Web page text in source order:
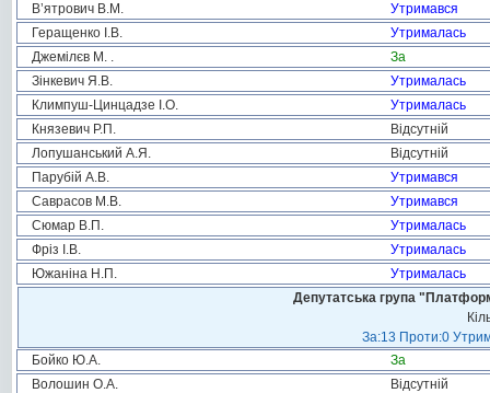
В’ятрович В.М.
Утримався
Геращенко І.В.
Утрималась
Джемілєв М. .
За
Зінкевич Я.В.
Утрималась
Климпуш-Цинцадзе І.О.
Утрималась
Князевич Р.П.
Відсутній
Лопушанський А.Я.
Відсутній
Парубій А.В.
Утримався
Саврасов М.В.
Утримався
Сюмар В.П.
Утрималась
Фріз І.В.
Утрималась
Южаніна Н.П.
Утрималась
Депутатська група
За:13 Проти:0
Бойко Ю.А.
За
Волошин О.А.
Відсутній